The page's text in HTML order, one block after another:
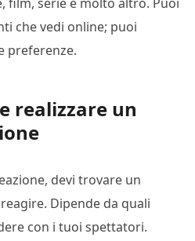
che vedi online; puoi
preferenze.
realizzare un
devi trovare un
Dipende da quali
con i tuoi spettatori.